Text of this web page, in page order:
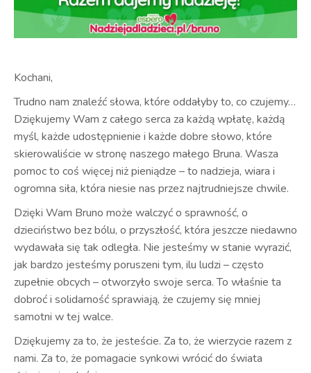
Kochani,
Trudno nam znaleźć słowa, które oddałyby to, co czujemy…
Dziękujemy Wam z całego serca za każdą wpłatę, każdą
myśl, każde udostępnienie i każde dobre słowo, które
skierowaliście w stronę naszego małego Bruna. Wasza
pomoc to coś więcej niż pieniądze – to nadzieja, wiara i
ogromna siła, która niesie nas przez najtrudniejsze chwile.
Dzięki Wam Bruno może walczyć o sprawność, o
dzieciństwo bez bólu, o przyszłość, która jeszcze niedawno
wydawała się tak odległa. Nie jesteśmy w stanie wyrazić,
jak bardzo jesteśmy poruszeni tym, ilu ludzi – często
zupełnie obcych – otworzyło swoje serca. To właśnie ta
dobroć i solidarność sprawiają, że czujemy się mniej
samotni w tej walce.
Dziękujemy za to, że jesteście. Za to, że wierzycie razem z
nami. Za to, że pomagacie synkowi wrócić do świata